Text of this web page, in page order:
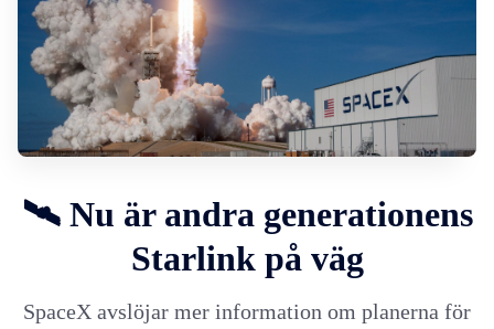
🛰️ Nu är andra generationens
Starlink på väg
SpaceX avslöjar mer information om planerna för